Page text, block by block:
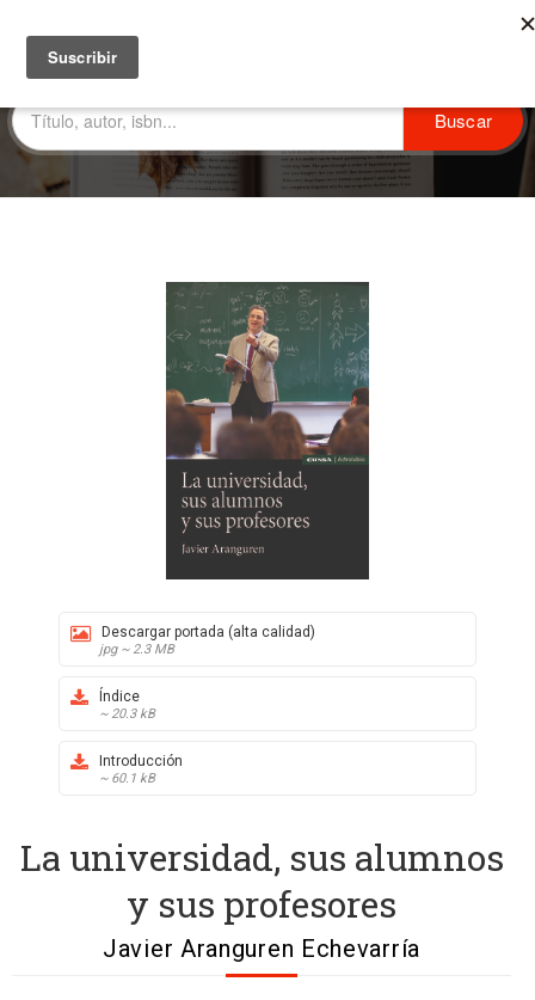
Descargar portada (alta calidad)
jpg ~ 2.3 MB
Índice
~ 20.3 kB
Introducción
~ 60.1 kB
La universidad, sus alumnos
y sus profesores
Javier Aranguren Echevarría